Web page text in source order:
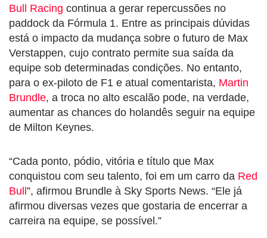
Bull Racing continua a gerar repercussões no
paddock da Fórmula 1. Entre as principais dúvidas
está o impacto da mudança sobre o futuro de Max
Verstappen, cujo contrato permite sua saída da
equipe sob determinadas condições. No entanto,
para o ex-piloto de F1 e atual comentarista, Martin
Brundle, a troca no alto escalão pode, na verdade,
aumentar as chances do holandês seguir na equipe
de Milton Keynes.
“Cada ponto, pódio, vitória e título que Max
conquistou com seu talento, foi em um carro da Red
Bull”, afirmou Brundle à Sky Sports News. “Ele já
afirmou diversas vezes que gostaria de encerrar a
carreira na equipe, se possível.”